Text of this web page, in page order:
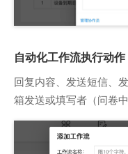
自动化工作流执行动作
回复内容、发送短信、
箱发送或填写者（问卷